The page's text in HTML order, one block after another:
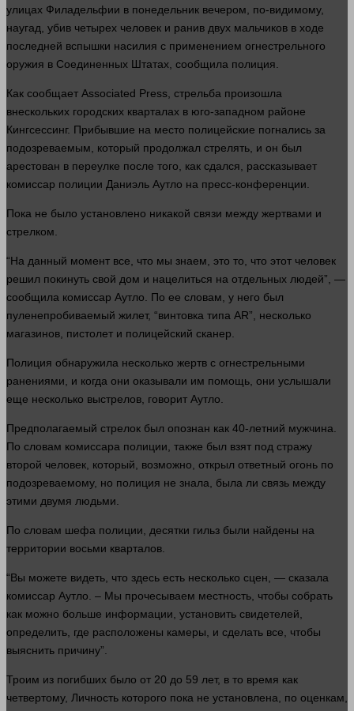
улицах Филадельфии в понедельник вечером, по-видимому,
наугад, убив четырех человек и ранив двух мальчиков в ходе
последней вспышки насилия с применением огнестрельного
оружия в Соединенных Штатах, сообщила полиция.
Как сообщает Associated Press, стрельба произошла
внескольких городских кварталах в юго-западном районе
Кингсессинг. Прибывшие на место полицейские погнались за
подозреваемым, который продолжал стрелять, и он был
арестован в переулке после того, как сдался, рассказывает
комиссар полиции Даниэль Аутло на пресс-конференции.
Пока не было установлено никакой связи между жертвами и
стрелком.
“На данный момент все, что мы знаем, это то, что этот человек
решил покинуть свой дом и нацелиться на отдельных людей”, —
сообщила комиссар Аутло. По ее словам, у него был
пуленепробиваемый жилет, “винтовка типа AR”, несколько
магазинов, пистолет и полицейский сканер
Полиция обнаружила несколько жертв с огнестрельными
ранениями, и когда они оказывали им помощь, они услышали
еще несколько выстрелов, говорит Аутло.
Предполагаемый стрелок был опознан как 40-летний мужчина.
По словам комиссара полиции, также был взят под стражу
второй человек , который, возможно, открыл ответный огонь по
подозреваемому, но полиция не знала, была ли связь между
этими двумя людьми
По словам шефа полиции, десятки гильз были найдены на
территории восьми кварталов.
“Вы можете видеть, что здесь есть несколько сцен, — сказала
комиссар Аутло. – Мы прочесываем местность, чтобы собрать
как можно больше информации , установить свидетелей,
определить, где расположены камеры, и сделать все, чтобы
выяснить причину”.
Троим из погибших было от 20 до 59 лет, в то время как
четвертому, Личность которого пока не установлена, по оценкам,